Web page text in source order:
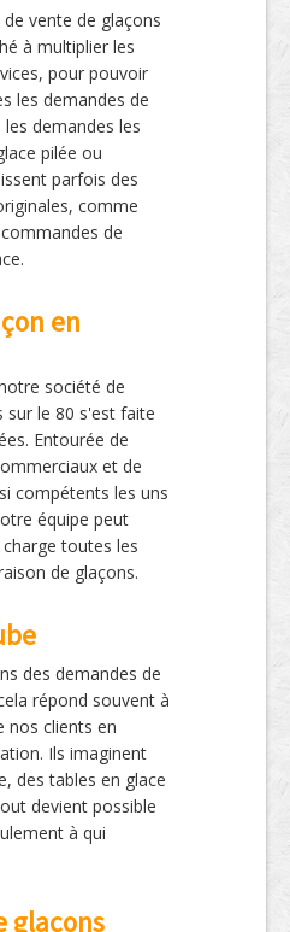
vente de glaçons
à multiplier les
pour pouvoir
les demandes de
les demandes les
pilée ou
parfois des
comme
de
en
société de
sur le 80 s'est faite
Entourée de
et de
compétents les uns
équipe peut
toutes les
de glaçons.
des demandes de
répond souvent à
nos clients en
Ils imaginent
des tables en glace
devient possible
à qui
glaçons